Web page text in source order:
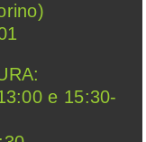
e 15:30-